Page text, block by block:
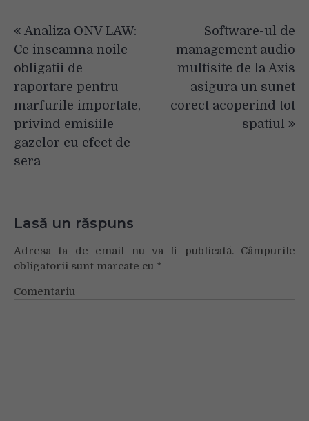
în
articole
Analiza ONV LAW:
Ce inseamna noile
obligatii de
raportare pentru
marfurile importate,
privind emisiile
gazelor cu efect de
sera
Software-ul de
management audio
multisite de la Axis
asigura un sunet
corect acoperind tot
spatiul
Lasă un răspuns
Adresa ta de email nu va fi publicată.Câmpurile
obligatorii sunt marcate cu *
Comentariu